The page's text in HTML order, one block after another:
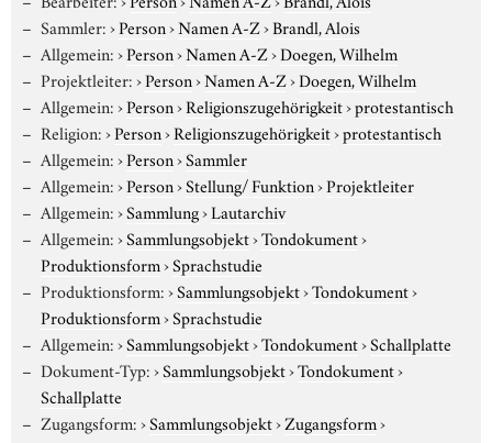
Sammler:›Person›Namen A-Z›Brandl, Alois
Allgemein:›Person›Namen A-Z›Doegen, Wilhelm
Projektleiter:›Person›Namen A-Z›Doegen, Wilhelm
Allgemein:›Person›Religionszugehörigkeit›protestantisch
Religion:›Person›Religionszugehörigkeit›protestantisch
Allgemein:›Person›Sammler
Allgemein:›Person›Stellung/ Funktion›Projektleiter
Allgemein:›Sammlung›Lautarchiv
Allgemein:›Sammlungsobjekt›Tondokument›
Produktionsform›Sprachstudie
Produktionsform:›Sammlungsobjekt›Tondokument›
Produktionsform›Sprachstudie
Allgemein:›Sammlungsobjekt›Tondokument›Schallplatte
Dokument-Typ:›Sammlungsobjekt›Tondokument›
Schallplatte
Zugangsform:›Sammlungsobjekt›Zugangsform›